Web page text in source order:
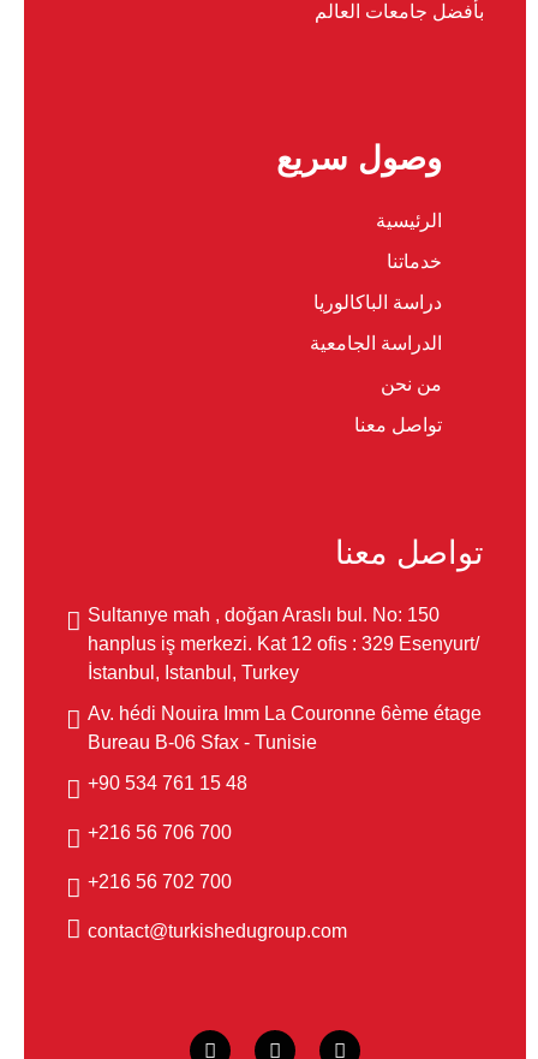
بأفضل جامعات العالم
وصول سريع
الرئيسية
خدماتنا
دراسة الباكالوريا
الدراسة الجامعية
من نحن
تواصل معنا
تواصل معنا
Sultanıye mah , doğan Araslı bul. No: 150
hanplus iş merkezi. Kat 12 ofis : 329 Esenyurt/
İstanbul, Istanbul, Turkey
Av. hédi Nouira Imm La Couronne 6ème étage
Bureau B-06 Sfax - Tunisie
48 15 761 534 90+
700 706 56 216+
700 702 56 216+
contact@turkishedugroup.com